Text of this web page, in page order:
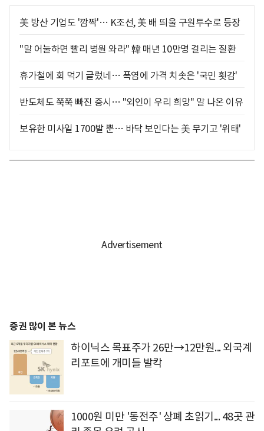
美 방산 기업도 '깜짝'… K조선, 美 배 띄울 구원투수로 등장
"말 어눌하면 빨리 병원 와라" 韓 매년 10만명 걸리는 질환
휴가철에 회 먹기 글렀네… 폭염에 가격 치솟은 '국민 횟감'
반도체도 쭉쭉 빠진 증시… "외인이 우리 희망" 말 나온 이유
보유한 미사일 1700발 뿐… 바닥 보인다는 美 무기고 '위태'
증권 많이 본 뉴스
하이닉스 목표주가 26만→12만원... 외국계
리포트에 개미들 발칵
1000원 미만 '동전주' 상폐 초읽기... 48곳 관